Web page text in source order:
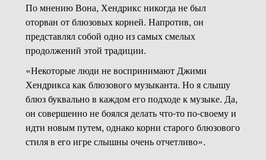
По мнению Вона, Хендрикс никогда не был
оторван от блюзовых корней. Напротив, он
представлял собой одно из самых смелых
продолжений этой традиции.
«Некоторые люди не воспринимают Джими
Хендрикса как блюзового музыканта. Но я слышу
блюз буквально в каждом его подходе к музыке. Да,
он совершенно не боялся делать что-то по-своему и
идти новым путем, однако корни старого блюзового
стиля в его игре слышны очень отчетливо».